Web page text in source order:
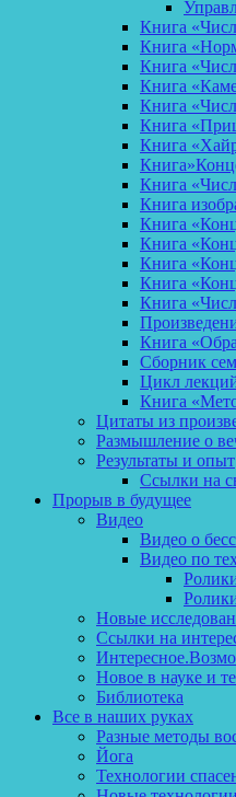
Книга
Книга
Книга
Книга
Книга
Книга
Книга
Книга
Книга
Книга
Книга
Книга
Книга
Книга
Книга
Сборник
Цикл
Книга
Цитаты из
Размышление о
Результаты и опыт
Ссылки на
Прорыв в будущее
Видео
Видео о
Видео по
Новые
Ссылки на
Новое в науке и
Библиотека
Все в наших руках
Разные методы
Йога
Технологии